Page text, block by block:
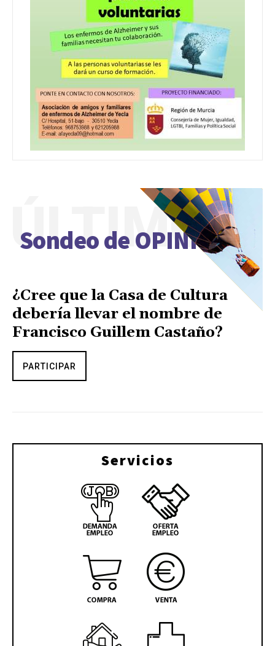
Sondeo de OPINIÓN
ÚLTIMO
¿Cree que la Casa de Cultura
debería llevar el nombre de
Francisco Guillem Castaño?
PARTICIPAR
Servicios